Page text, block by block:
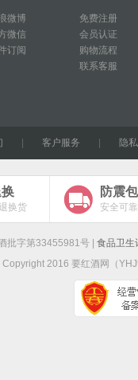
微博
微信
订阅
免费注册
会员认证
购物流程
联系客服
客户服务 隐
换货
防震
安全可靠
批字第33455981号 | 食品卫生
Copyright 2016 要红酒网 （